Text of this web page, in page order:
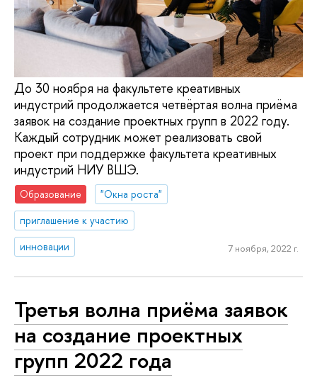
До 30 ноября на факультете креативных
индустрий продолжается четвёртая волна приёма
заявок на создание проектных групп в 2022 году.
Каждый сотрудник может реализовать свой
проект при поддержке факультета креативных
индустрий НИУ ВШЭ.
Образование
"Окна роста"
приглашение к участию
инновации
7 ноября, 2022 г.
Третья волна приёма заявок
на создание проектных
групп 2022 года